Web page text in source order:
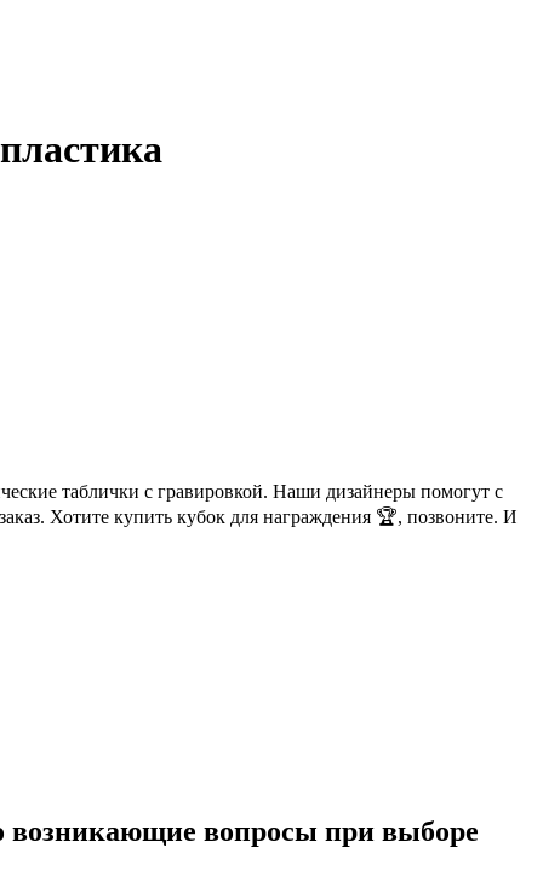
таблички с гравировкой. Наши дизайнеры помогут с
Хотите купить кубок для награждения 🏆, позвоните. И
возникающие вопросы при выборе